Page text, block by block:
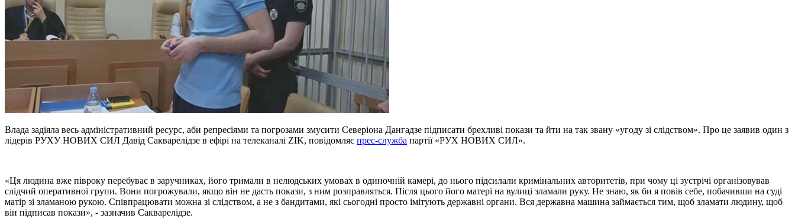
Влада задіяла весь адміністративний ресурс, аби репресіями та погрозами змусити Северіона Дангадзе підписати брехливі покази та йти на так звану «угоду зі слідством». Про це заявив один з
лідерів РУХУ НОВИХ СИЛ Давід Сакварелідзе в ефірі на телеканалі ZIK, повідомляє прес-служба партії «РУХ НОВИХ СИЛ».
«Ця людина вже півроку перебуває в заручниках, його тримали в нелюдських умовах в одиночній камері, до нього підсилали кримінальних авторитетів, при чому ці зустрічі організовував
слідчий оперативної групи. Вони погрожували, якщо він не дасть покази, з ним розправляться. Після цього його матері на вулиці зламали руку. Не знаю, як би я повів себе, побачивши на суді
матір зі зламаною рукою. Співпрацювати можна зі слідством, а не з бандитами, які сьогодні просто імітують державні органи. Вся державна машина займається тим, щоб зламати людину, щоб
він підписав покази», - зазначив Сакварелідзе.